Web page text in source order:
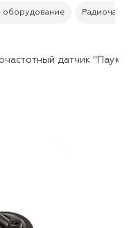
оборудование
датчик